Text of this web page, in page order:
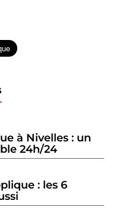
à Nivelles : un
24h/24
: les 6